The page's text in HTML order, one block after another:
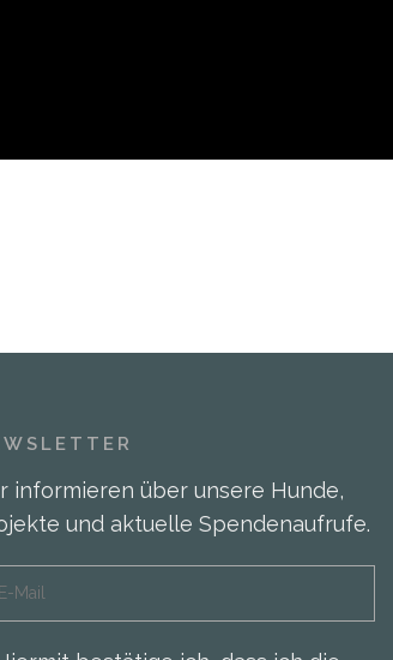
informieren über unsere Hunde,
und aktuelle Spendenaufrufe.